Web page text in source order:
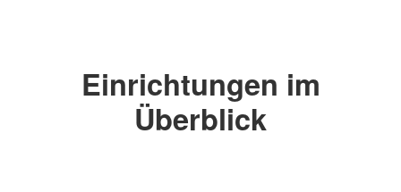
Einrichtungen im
Überblick